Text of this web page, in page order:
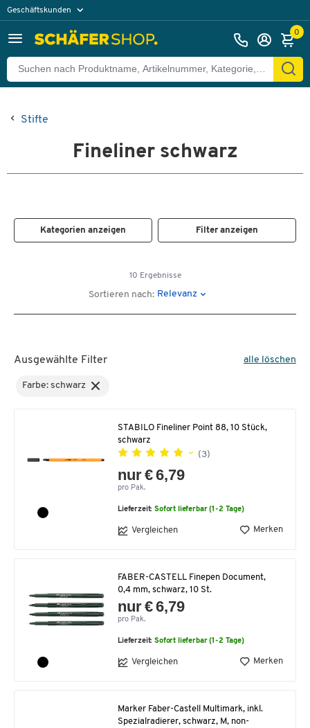
Geschäftskunden
0
Stifte
Fineliner schwarz
Kategorien anzeigen Filter anzeigen
10 Ergebnisse
Sortieren nach: Relevanz
Ausgewählte Filter alle löschen
Farbe: schwarz
STABILO Fineliner Point 88, 10 Stück,
schwarz
(3)
nur € 6,79
pro Pak.
Lieferzeit:Sofort lieferbar (1-2 Tage)
Vergleichen Merken
FABER-CASTELL Finepen Document,
0,4 mm, schwarz, 10 St.
nur € 6,79
pro Pak.
Lieferzeit:Sofort lieferbar (1-2 Tage)
Vergleichen Merken
Marker Faber-Castell Multimark, inkl.
Spezialradierer, schwarz, M, non-